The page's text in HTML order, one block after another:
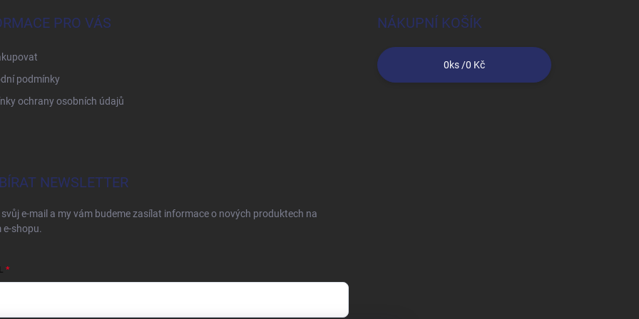
PRO VÁS
podmínky
ochrany osobních údajů
NÁKUPNÍ KOŠÍK
0ks /0 Kč
NEWSLETTER
e-mail a my vám budeme zasílat informace o nových produktech na
e-shopu.